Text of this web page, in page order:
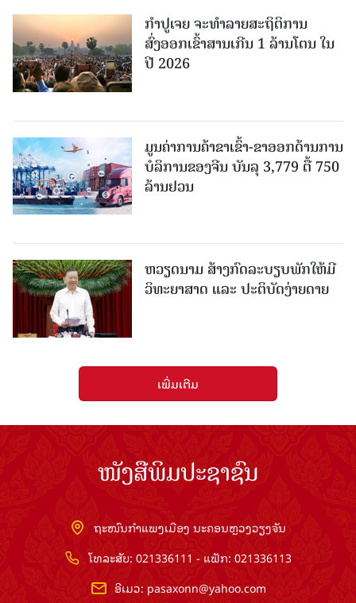
ກຳປູເຈຍ ຈະທຳລາຍສະຖິຕິການ
ສົ່ງອອກເຂົ້າສານເກີນ 1 ລ້ານໂຕນ ໃນ
ປີ 2026
ມູນຄ່າການຄ້າຂາເຂົ້າ-ຂາອອກດ້ານການ
ບໍລິການຂອງຈີນ ບັນລຸ 3,779 ຕື້ 750
ລ້ານຢວນ
ຫວຽດນາມ ສ້າງກົດລະບຽບພັກໃຫ້ມີ
ວິທະຍາສາດ ແລະ ປະຕິບັດງ່າຍດາຍ
ເພີ່ມເຕີມ
ໜັງສືພິມປະຊາຊົນ
ຖະໜົນກຳແພງເມືອງ ນະຄອນຫຼວງວຽງຈັນ
ໂທລະສັບ: 021336111 - ແຟັກ: 021336113
ອີເມວ: pasaxonn@yahoo.com